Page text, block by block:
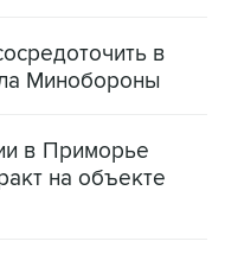
в
Минобороны
в Приморье
на объекте